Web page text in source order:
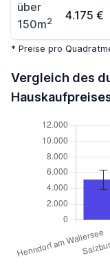
über
150m2 4.175 €
* Preise pro
Vergleich des